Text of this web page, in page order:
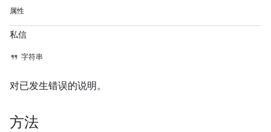
属性
私信
字符串
对已发生错误的说明。
方法